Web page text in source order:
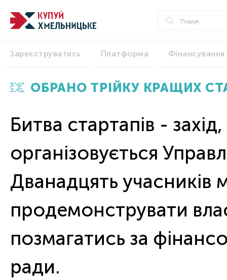
Зареєструватись Платформа Фінансування
ОБРАНО ТРІЙКУ КРАЩИХ
Битва стартапів -
організовується
Дванадцять учасників
продемонструвати
позмагатись за
ради.